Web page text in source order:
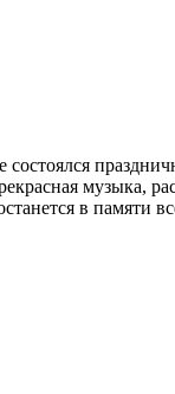
состоялся
музыка,
в памяти